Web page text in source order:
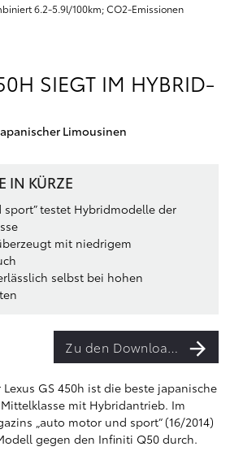
6.2‑5.9l/100km; CO2‑Emissionen
SIEGT IM HYBRID-
Limousinen
IN KÜRZE
sport” testet Hybridmodelle der
mit niedrigem
selbst bei hohen
Zu den Downloads
Lexus GS 450h ist die beste japanische
mit Hybridantrieb. Im
„auto motor und sport“ (16/2014)
gegen den Infiniti Q50 durch.